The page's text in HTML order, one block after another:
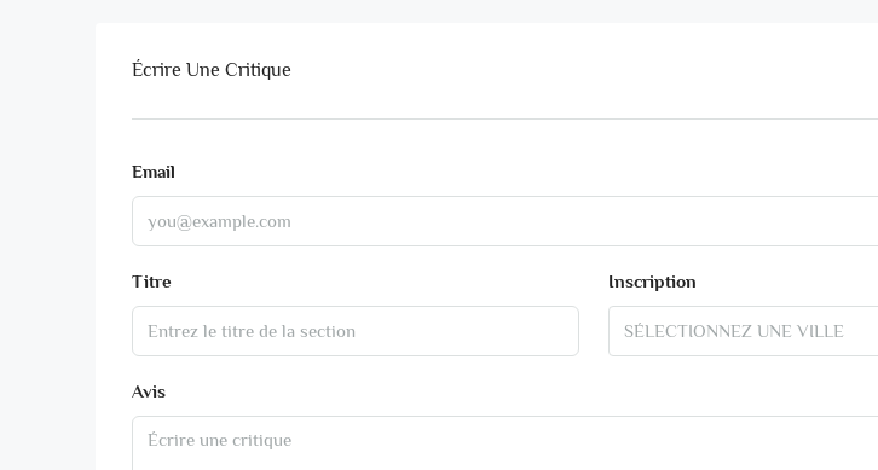
Écrire Une Critique
Email
Titre Inscription
SÉLECTIONNEZ UNE VILLE
Avis